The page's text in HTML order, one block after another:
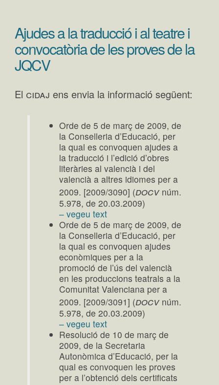
Ajudes a la traducció i al teatre i
convocatòria de les proves de la
JQCV
El cidaj ens envia la informació següent:
Orde de 5 de març de 2009, de
la Conselleria d’Educació, per
la qual es convoquen ajudes a
la traducció i l’edició d’obres
literàries al valencià i del
valencià a altres idiomes per a
2009. [2009/3090] (docv núm.
5.978, de 20.03.2009)
– vegeu text
Orde de 5 de març de 2009, de
la Conselleria d’Educació, per
la qual es convoquen ajudes
econòmiques per a la
promoció de l’ús del valencià
en les produccions teatrals a la
Comunitat Valenciana per a
2009. [2009/3091] (docv núm.
5.978, de 20.03.2009)
– vegeu text
Resolució de 10 de març de
2009, de la Secretaria
Autonòmica d’Educació, per la
qual es convoquen les proves
per a l’obtenció dels certificats